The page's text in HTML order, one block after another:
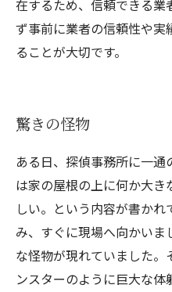
在するため、信頼できる業
ず事前に業者の信頼性や
ることが大切です。
驚きの怪物
ある日、探偵事務所に一
は家の屋根の上に何か大
しい。という内容が書か
み、すぐに現場へ向かい
な怪物が現れていました
ンスターのように巨大な